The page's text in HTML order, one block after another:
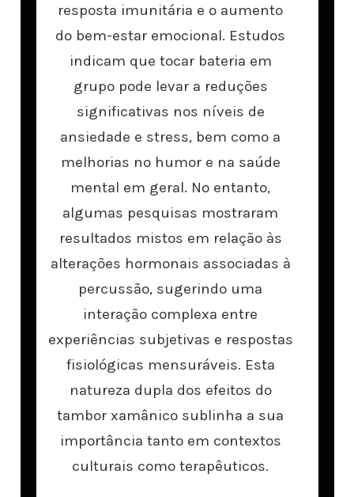
resposta imunitária e o aumento
do bem-estar emocional. Estudos
indicam que tocar bateria em
grupo pode levar a reduções
significativas nos níveis de
ansiedade e stress, bem como a
melhorias no humor e na saúde
mental em geral. No entanto,
algumas pesquisas mostraram
resultados mistos em relação às
alterações hormonais associadas à
percussão, sugerindo uma
interação complexa entre
experiências subjetivas e respostas
fisiológicas mensuráveis. Esta
natureza dupla dos efeitos do
tambor xamânico sublinha a sua
importância tanto em contextos
culturais como terapêuticos.